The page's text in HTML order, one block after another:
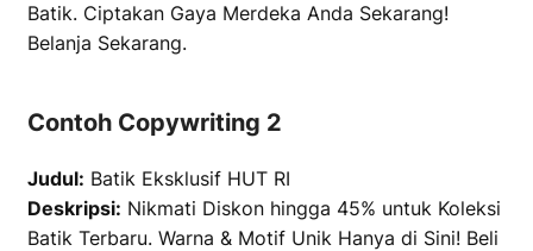
Batik. Ciptakan Gaya Merdeka Anda Sekarang!
Belanja Sekarang.
Contoh Copywriting 2
Judul: Batik Eksklusif HUT RI
Deskripsi: Nikmati Diskon hingga 45% untuk Koleksi
Batik Terbaru. Warna & Motif Unik Hanya di Sini! Beli